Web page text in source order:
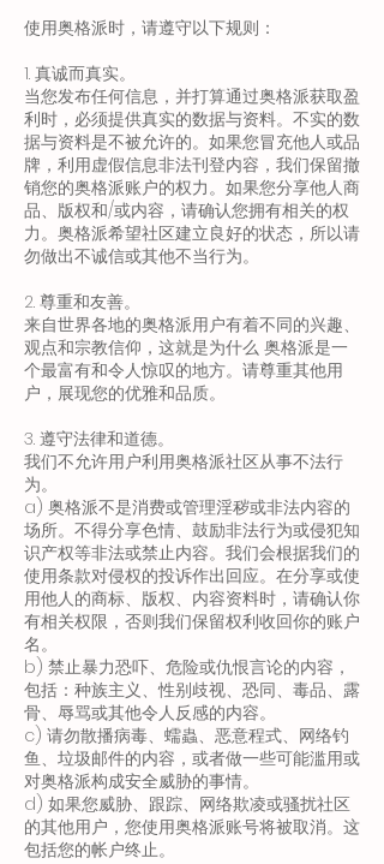
使用奥格派时，请遵守以下规则：
1. 真诚而真实。
当您发布任何信息，并打算通过奥格派获取盈
利时，必须提供真实的数据与资料。不实的数
据与资料是不被允许的。如果您冒充他人或品
牌，利用虚假信息非法刊登内容，我们保留撤
销您的奥格派账户的权力。如果您分享他人商
品、版权和/或内容，请确认您拥有相关的权
力。奥格派希望社区建立良好的状态，所以请
勿做出不诚信或其他不当行为。
2. 尊重和友善。
来自世界各地的奥格派用户有着不同的兴趣、
观点和宗教信仰，这就是为什么 奥格派是一
个最富有和令人惊叹的地方。请尊重其他用
户，展现您的优雅和品质。
3. 遵守法律和道德。
我们不允许用户利用奥格派社区从事不法行
为。
a) 奥格派不是消费或管理淫秽或非法内容的
场所。不得分享色情、鼓励非法行为或侵犯知
识产权等非法或禁止内容。我们会根据我们的
使用条款对侵权的投诉作出回应。在分享或使
用他人的商标、版权、内容资料时，请确认你
有相关权限，否则我们保留权利收回你的账户
名。
b) 禁止暴力恐吓、危险或仇恨言论的内容，
包括：种族主义、性别歧视、恐同、毒品、露
骨、辱骂或其他令人反感的内容。
c) 请勿散播病毒、蠕蟲、恶意程式、网络钓
鱼、垃圾邮件的内容，或者做一些可能滥用或
对奥格派构成安全威胁的事情。
d) 如果您威胁、跟踪、网络欺凌或骚扰社区
的其他用户，您使用奥格派账号将被取消。这
包括您的帐户终止。